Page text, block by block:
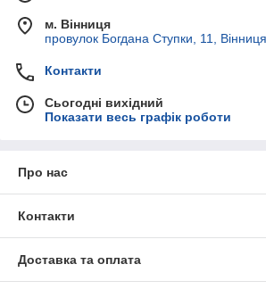
м. Вінниця
провулок Богдана Ступки, 11,
Контакти
Сьогодні вихідний
Показати весь графік роботи
Про нас
Контакти
Доставка та оплата